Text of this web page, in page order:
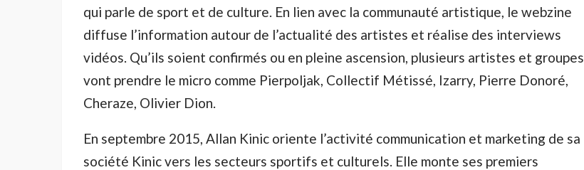
qui parle de sport et de culture. En lien avec la communauté artistique, le webzine
diffuse l’information autour de l’actualité des artistes et réalise des interviews
vidéos. Qu’ils soient confirmés ou en pleine ascension, plusieurs artistes et groupes
vont prendre le micro comme Pierpoljak, Collectif Métissé, Izarry, Pierre Donoré,
Cheraze, Olivier Dion.
En septembre 2015, Allan Kinic oriente l’activité communication et marketing de sa
société Kinic vers les secteurs sportifs et culturels. Elle monte ses premiers